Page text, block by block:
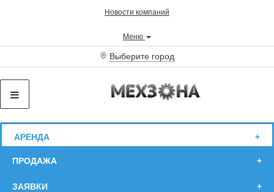
Новости компаний
Меню
Выберите город
АРЕНДА
ПРОДАЖА
ЗАЯВКИ